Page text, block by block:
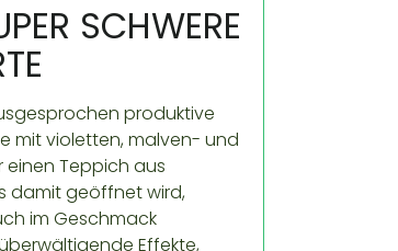
SCHWERE
produktive
mit violetten, malven- und
Teppich aus
damit geöffnet wird,
im Geschmack
Effekte,